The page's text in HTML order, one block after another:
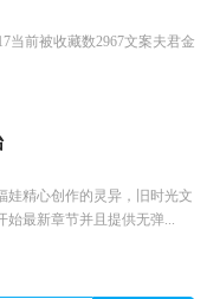
当前被收藏数2967文案夫君金
娃精心创作的灵异，旧时光文
始最新章节并且提供无弹...